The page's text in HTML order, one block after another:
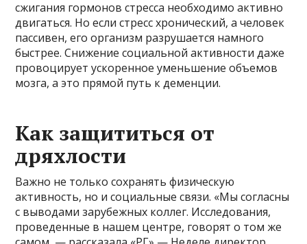
сжигания гормонов стресса необходимо активно
двигаться. Но если стресс хронический, а человек
пассивен, его организм разрушается намного
быстрее. Снижение социальной активности даже
провоцирует ускоренное уменьшение объемов
мозга, а это прямой путь к деменции.
Как защититься от
дряхлости
Важно не только сохранять физическую
активность, но и социальные связи. «Мы согласны
с выводами зарубежных коллег. Исследования,
проведенные в нашем центре, говорят о том же